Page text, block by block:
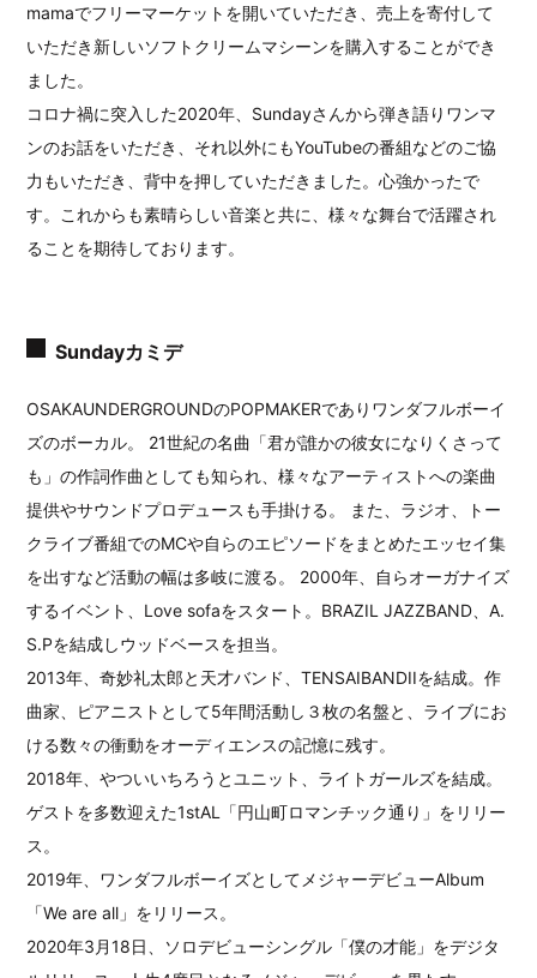
mamaでフリーマーケットを開いていただき、売上を寄付して
いただき新しいソフトクリームマシーンを購入することができ
ました。
コロナ禍に突入した2020年、Sundayさんから弾き語りワンマ
ンのお話をいただき、それ以外にもYouTubeの番組などのご協
力もいただき、背中を押していただきました。心強かったで
す。これからも素晴らしい音楽と共に、様々な舞台で活躍され
ることを期待しております。
Sundayカミデ
OSAKAUNDERGROUNDのPOPMAKERでありワンダフルボーイ
ズのボーカル。 21世紀の名曲「君が誰かの彼女になりくさって
も」の作詞作曲としても知られ、様々なアーティストへの楽曲
提供やサウンドプロデュースも手掛ける。 また、ラジオ、トー
クライブ番組でのMCや自らのエピソードをまとめたエッセイ集
を出すなど活動の幅は多岐に渡る。 2000年、自らオーガナイズ
するイベント、Love sofaをスタート。BRAZIL JAZZBAND、A.
S.Pを結成しウッドベースを担当。
2013年、奇妙礼太郎と天才バンド、TENSAIBANDIIを結成。作
曲家、ピアニストとして5年間活動し３枚の名盤と、ライブにお
ける数々の衝動をオーディエンスの記憶に残す。
2018年、やついいちろうとユニット、ライトガールズを結成。
ゲストを多数迎えた1stAL「円山町ロマンチック通り」をリリー
ス。
2019年、ワンダフルボーイズとしてメジャーデビューAlbum
「We are all」をリリース。
2020年3月18日、ソロデビューシングル「僕の才能」をデジタ